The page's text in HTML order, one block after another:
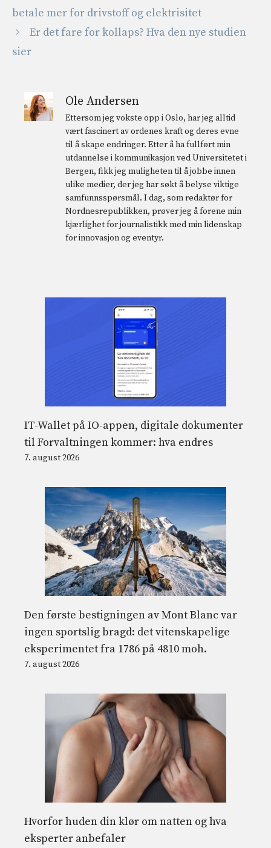
betale mer for drivstoff og elektrisitet
Er det fare for kollaps? Hva den nye studien
sier
Ole Andersen
Ettersom jeg vokste opp i Oslo, har jeg alltid
vært fascinert av ordenes kraft og deres evne
til å skape endringer. Etter å ha fullført min
utdannelse i kommunikasjon ved Universitetet i
Bergen, fikk jeg muligheten til å jobbe innen
ulike medier, der jeg har søkt å belyse viktige
samfunnsspørsmål. I dag, som redaktør for
Nordnesrepublikken, prøver jeg å forene min
kjærlighet for journalistikk med min lidenskap
for innovasjon og eventyr.
IT-Wallet på IO-appen, digitale dokumenter
til Forvaltningen kommer: hva endres
7. august 2026
Den første bestigningen av Mont Blanc var
ingen sportslig bragd: det vitenskapelige
eksperimentet fra 1786 på 4810 moh.
7. august 2026
Hvorfor huden din klør om natten og hva
eksperter anbefaler